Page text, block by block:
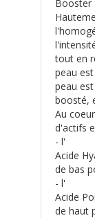
Booster
tout en
peau
peau
boosté,
Au
d'actifs
- l'
Acide
de bas
- l'
Acide
de haut